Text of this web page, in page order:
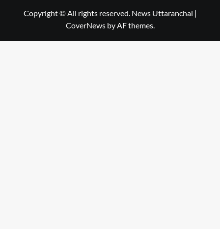
Copyright © All rights reserved. News Uttaranchal |
CoverNewsby AF themes.